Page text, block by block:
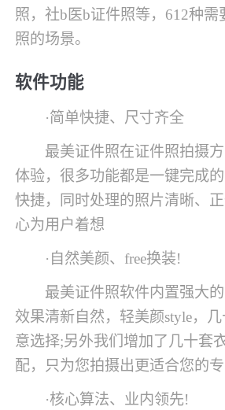
照，社b医b证件照等，612种需
照的场景。
软件功能
·简单快捷、尺寸齐全
最美证件照在证件照拍摄
体验，很多功能都是一键完成
快捷，同时处理的照片清晰、
心为用户着想
·自然美颜、free换装!
最美证件照软件内置强大
效果清新自然，轻美颜style，
意选择;另外我们增加了几十套
配，只为您拍摄出更适合您的
·核心算法、业内领先!